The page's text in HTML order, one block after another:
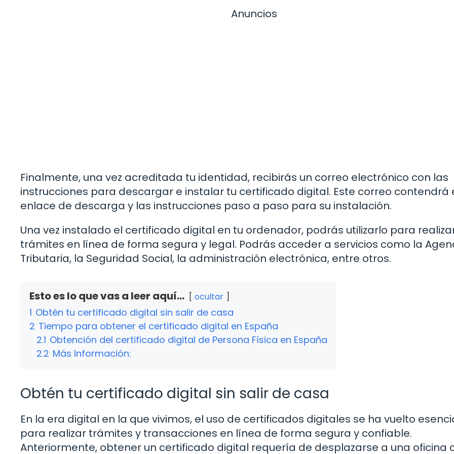
Anuncios
Finalmente, una vez acreditada tu identidad, recibirás un correo electrónico con las
instrucciones para descargar e instalar tu certificado digital. Este correo contendrá
enlace de descarga y las instrucciones paso a paso para su instalación.
Una vez instalado el certificado digital en tu ordenador, podrás utilizarlo para
trámites en línea de forma segura y legal. Podrás acceder a servicios como la
Tributaria, la Seguridad Social, la administración electrónica, entre otros.
Esto es lo que vas a leer aquí... ocultar
1 Obtén tu certificado digital sin salir de casa
2 Tiempo para obtener el certificado digital en España
2.1 Obtención del certificado digital de Persona Física en España
2.2 Más Información:
Obtén tu certificado digital sin salir de casa
En la era digital en la que vivimos, el uso de certificados digitales se ha vuelto
para realizar trámites y transacciones en línea de forma segura y confiable.
Anteriormente, obtener un certificado digital requería de desplazarse a una oficina